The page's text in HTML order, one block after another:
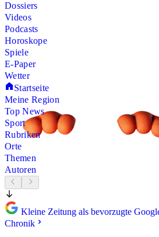
Dossiers
Videos
Podcasts
Horoskope
Spiele
E-Paper
Wetter
Startseite
Meine Region
Top News
Sport
Rubriken
Orte
Themen
Autoren
Kleine Zeitung als bevorzugte
Chronik